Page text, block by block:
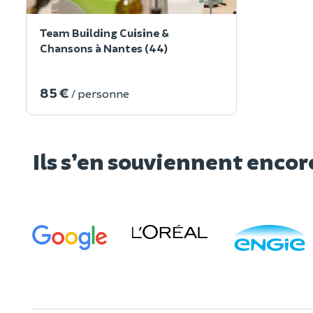
Team Building Cuisine &
Chansons à Nantes (44)
85 € / personne
Ils s’en souviennent